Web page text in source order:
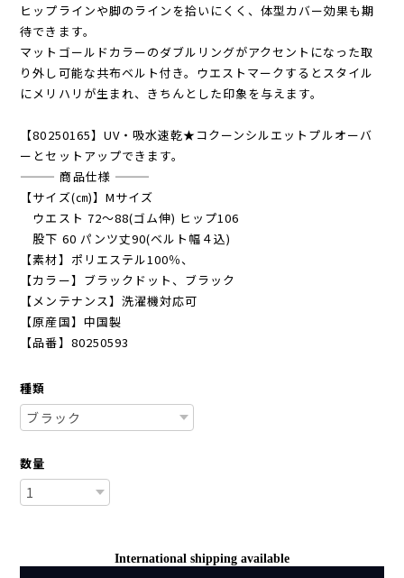
ヒップラインや脚のラインを拾いにくく、体型カバー効果も期
待できます。
マットゴールドカラーのダブルリングがアクセントになった取
り外し可能な共布ベルト付き。ウエストマークするとスタイル
にメリハリが生まれ、きちんとした印象を与えます。
【80250165】UV・吸水速乾★コクーンシルエットプルオーバ
ーとセットアップできます。
——— 商品仕様 ———
【サイズ(㎝)】Mサイズ
ウエスト 72～88(ゴム伸) ヒップ106
股下 60 パンツ丈90(ベルト幅４込)
【素材】ポリエステル100％、
【カラー】ブラックドット、ブラック
【メンテナンス】洗濯機対応可
【原産国】中国製
【品番】80250593
種類
数量
International shipping available